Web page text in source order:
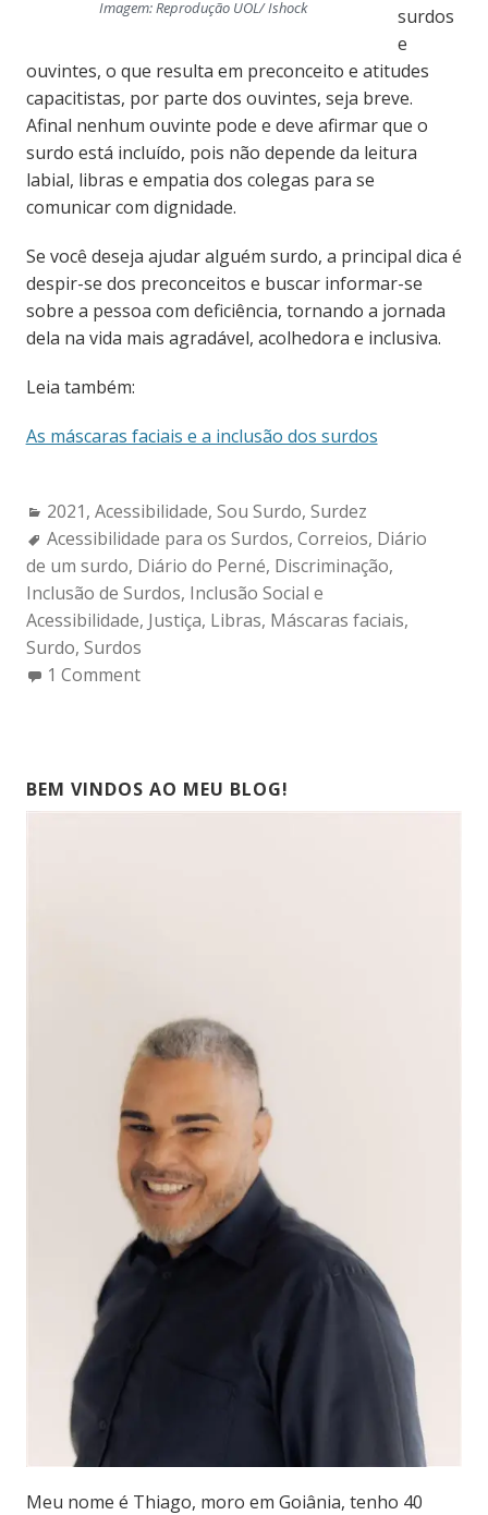
Imagem: Reprodução UOL/ Ishock
surdos
e
ouvintes, o que resulta em preconceito e atitudes
capacitistas, por parte dos ouvintes, seja breve.
Afinal nenhum ouvinte pode e deve afirmar que o
surdo está incluído, pois não depende da leitura
labial, libras e empatia dos colegas para se
comunicar com dignidade.
Se você deseja ajudar alguém surdo, a principal dica é
despir-se dos preconceitos e buscar informar-se
sobre a pessoa com deficiência, tornando a jornada
dela na vida mais agradável, acolhedora e inclusiva.
Leia também:
As máscaras faciais e a inclusão dos surdos
Categories:
2021, Acessibilidade, Sou Surdo, Surdez
Tags:
Acessibilidade para os Surdos, Correios, Diário
de um surdo, Diário do Perné, Discriminação,
Inclusão de Surdos, Inclusão Social e
Acessibilidade, Justiça, Libras, Máscaras faciais,
Surdo, Surdos
1 Comment
BEM VINDOS AO MEU BLOG!
Meu nome é Thiago, moro em Goiânia, tenho 40